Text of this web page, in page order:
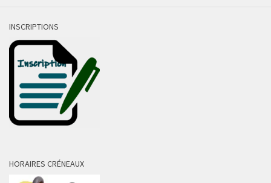
INSCRIPTIONS
HORAIRES CRÉNEAUX